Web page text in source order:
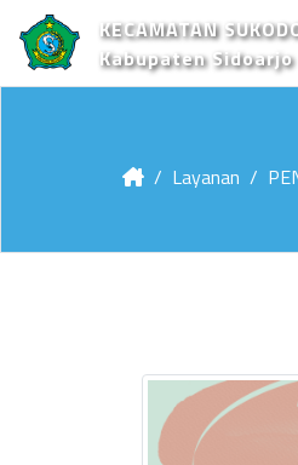
KECAMATAN
Kabupaten Sidoarjo
Layanan